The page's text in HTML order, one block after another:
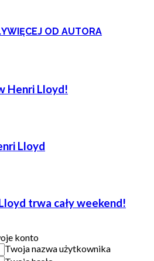
WIĘCEJ OD AUTORA
Henri Lloyd!
Lloyd
trwa cały weekend!
konto
Twoja nazwa użytkownika